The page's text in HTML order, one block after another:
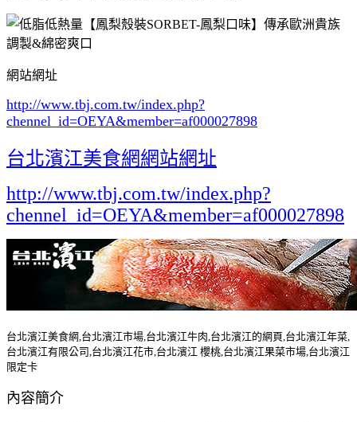
網站網址
http://www.tbj.com.tw/index.php?
chennel_id=OEYA&member=af000027898
台北濱江美食網網站網址
http://www.tbj.com.tw/index.php?
chennel_id=OEYA&member=af000027898
台北濱江美食網,台北濱江市場,台北濱江牛肉,台北濱江的網頁,台北濱江年菜,
台北濱江有限公司,台北濱江花市,台北濱江 櫻桃,台北濱江果菜市場,台北濱江
限定卡
內容簡介